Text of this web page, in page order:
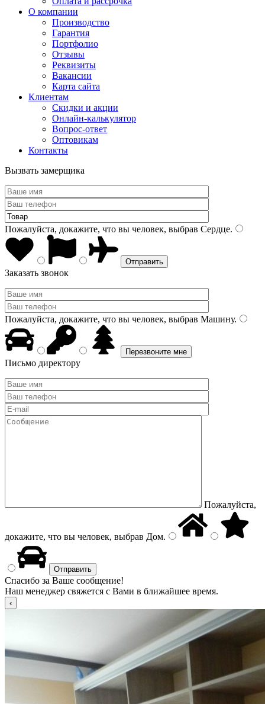
О компании
Производство
Гарантия
Портфолио
Отзывы
Реквизиты
Вакансии
Карта сайта
Клиентам
Скидки и акции
Онлайн-калькулятор
Вопрос-ответ
Оптовикам
Контакты
Вызвать замерщика
Пожалуйста, докажите, что вы человек, выбрав Сердце.
Заказать звонок
Пожалуйста, докажите, что вы человек, выбрав Машину.
Письмо директору
Пожалуйста,
докажите, что вы человек, выбрав Дом.
Спасибо за Ваше сообщение!
Наш менеджер свяжется с Вами в ближайшее время.